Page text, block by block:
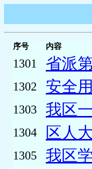
序号 内容
1301 省派
1302 安全
1303 我区
1304 区人
1305 我区